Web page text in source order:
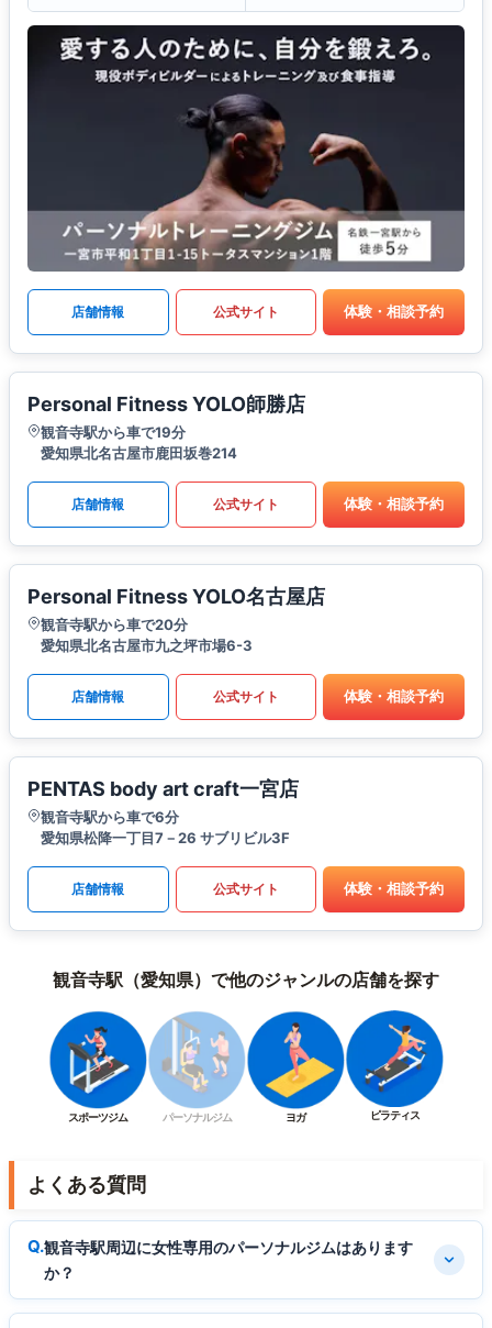
店舗情報 公式サイト 体験・相談予約
Personal Fitness YOLO師勝店
観音寺駅から車で19分
愛知県北名古屋市鹿田坂巻214
店舗情報 公式サイト 体験・相談予約
Personal Fitness YOLO名古屋店
観音寺駅から車で20分
愛知県北名古屋市九之坪市場6-3
店舗情報 公式サイト 体験・相談予約
PENTAS body art craft一宮店
観音寺駅から車で6分
愛知県松降一丁目7－26 サブリビル3F
店舗情報 公式サイト 体験・相談予約
観音寺駅（愛知県）で他のジャンルの店舗を探す
スポーツジム パーソナルジム ヨガ ピラティス
よくある質問
観音寺駅周辺に女性専用のパーソナルジムはあります
か？